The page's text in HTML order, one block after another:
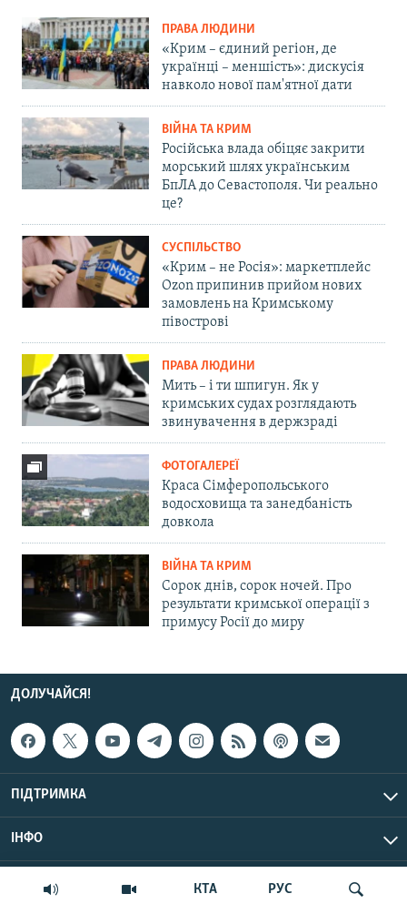
КТА РУС
ПРАВА ЛЮДИНИ
«Крим – єдиний регіон, де
українці – меншість»: дискусія
навколо нової пам'ятної дати
ВІЙНА ТА КРИМ
Російська влада обіцяє закрити
морський шлях українським
БпЛА до Севастополя. Чи реально
це?
СУСПІЛЬСТВО
«Крим – не Росія»: маркетплейс
Ozon припинив прийом нових
замовлень на Кримському
півострові
ПРАВА ЛЮДИНИ
Мить – і ти шпигун. Як у
кримських судах розглядають
звинувачення в держзраді
ФОТОГАЛЕРЕЇ
Краса Сімферопольського
водосховища та занедбаність
довкола
ВІЙНА ТА КРИМ
Сорок днів, сорок ночей. Про
результати кримської операції з
примусу Росії до миру
ДОЛУЧАЙСЯ!
ПІДТРИМКА
ІНФО
© Крим.Реалії, 2026 | Усі права застережено.